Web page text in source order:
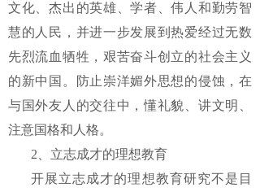
文化、杰出的英雄、学者、伟人和勤劳智
慧的人民，并进一步发展到热爱经过无数
先烈流血牺牲，艰苦奋斗创立的社会主义
的新中国。防止崇洋媚外思想的侵蚀，在
与国外友人的交往中，懂礼貌、讲文明、
注意国格和人格。
2、立志成才的理想教育
开展立志成才的理想教育研究不是目